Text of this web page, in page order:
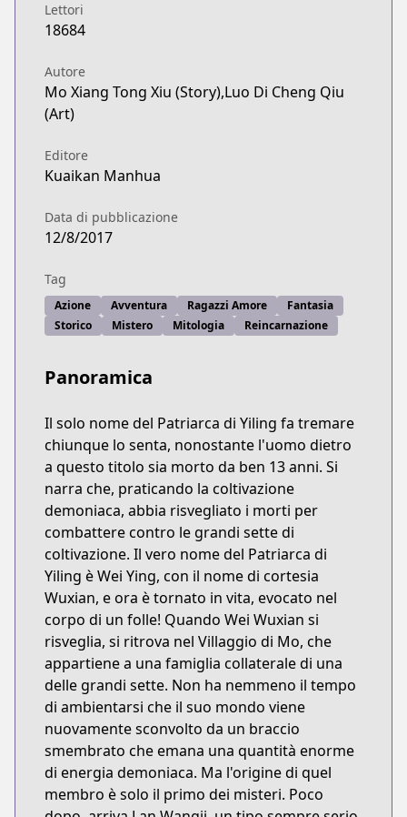
Lettori
18684
Autore
Mo Xiang Tong Xiu (Story),Luo Di Cheng Qiu
(Art)
Editore
Kuaikan Manhua
Data di pubblicazione
12/8/2017
Tag
Azione Avventura Ragazzi Amore
Fantasia
Storico
Mistero Mitologia Reincarnazione
Panoramica
Il solo nome del Patriarca di Yiling fa tremare
chiunque lo senta, nonostante l'uomo dietro
a questo titolo sia morto da ben 13 anni. Si
narra che, praticando la coltivazione
demoniaca, abbia risvegliato i morti per
combattere contro le grandi sette di
coltivazione. Il vero nome del Patriarca di
Yiling è Wei Ying, con il nome di cortesia
Wuxian, e ora è tornato in vita, evocato nel
corpo di un folle! Quando Wei Wuxian si
risveglia, si ritrova nel Villaggio di Mo, che
appartiene a una famiglia collaterale di una
delle grandi sette. Non ha nemmeno il tempo
di ambientarsi che il suo mondo viene
nuovamente sconvolto da un braccio
smembrato che emana una quantità enorme
di energia demoniaca. Ma l'origine di quel
membro è solo il primo dei misteri. Poco